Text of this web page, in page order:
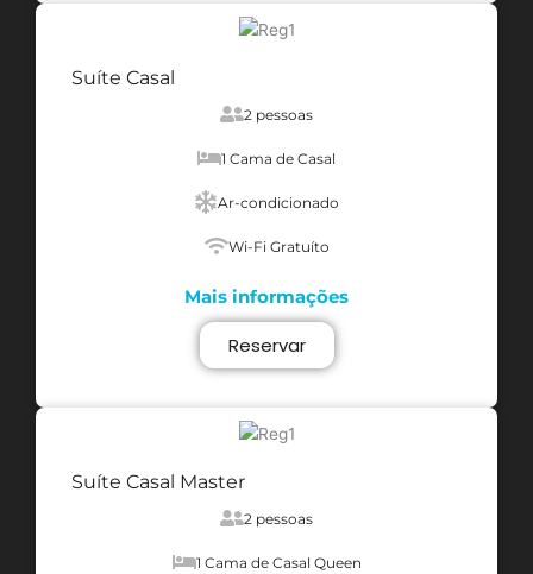
Suíte Casal
2 pessoas
1 Cama de Casal
Ar-condicionado
Wi-Fi Gratuíto
Mais informações
Reservar
Suíte Casal Master
2 pessoas
1 Cama de Casal Queen